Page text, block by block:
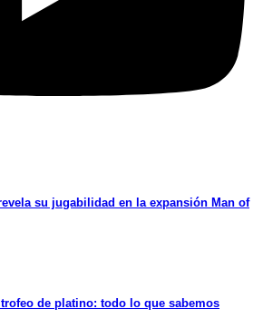
su jugabilidad en la expansión Man of
de platino: todo lo que sabemos